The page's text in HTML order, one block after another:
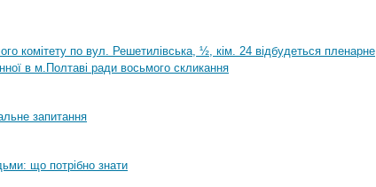
комітету по вул. Решетилівська, ½, кім. 24 відбудеться пленарне
в м.Полтаві ради восьмого скликання
запитання
що потрібно знати